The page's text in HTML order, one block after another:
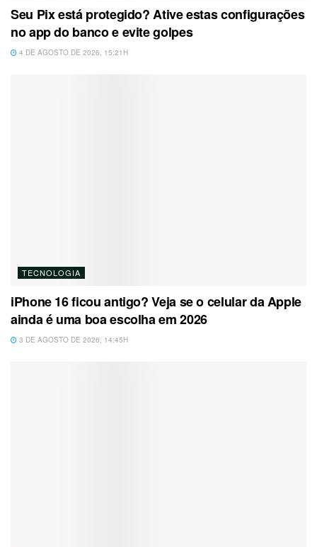
Seu Pix está protegido? Ative estas configurações
no app do banco e evite golpes
4 DE AGOSTO DE 2026, 15:21H
TECNOLOGIA
iPhone 16 ficou antigo? Veja se o celular da Apple
ainda é uma boa escolha em 2026
3 DE AGOSTO DE 2026, 14:45H